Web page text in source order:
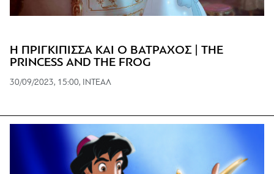
Η ΠΡΙΓΚΙΠΙΣΣΑ ΚΑΙ Ο ΒΑΤΡΑΧΟΣ | THE
PRINCESS AND THE FROG
30/09/2023, 15:00, ΙΝΤΕΑΛ